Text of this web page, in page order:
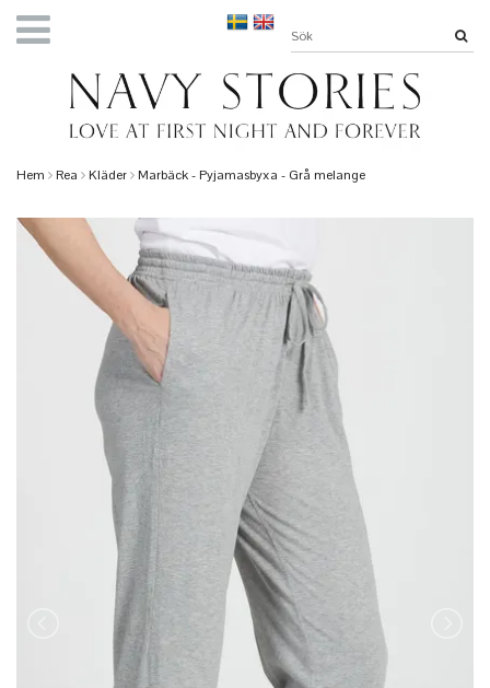
Hem Rea Kläder Marbäck - Pyjamasbyxa - Grå melange